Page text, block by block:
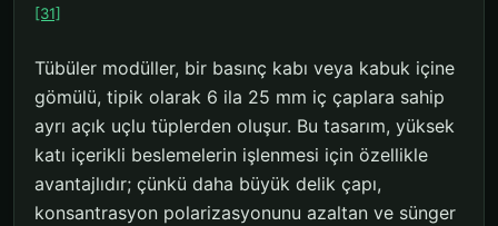
[31]
Tübüler modüller, bir basınç kabı veya kabuk içine
gömülü, tipik olarak 6 ila 25 mm iç çaplara sahip
ayrı açık uçlu tüplerden oluşur. Bu tasarım, yüksek
katı içerikli beslemelerin işlenmesi için özellikle
avantajlıdır; çünkü daha büyük delik çapı,
konsantrasyon polarizasyonunu azaltan ve sünger